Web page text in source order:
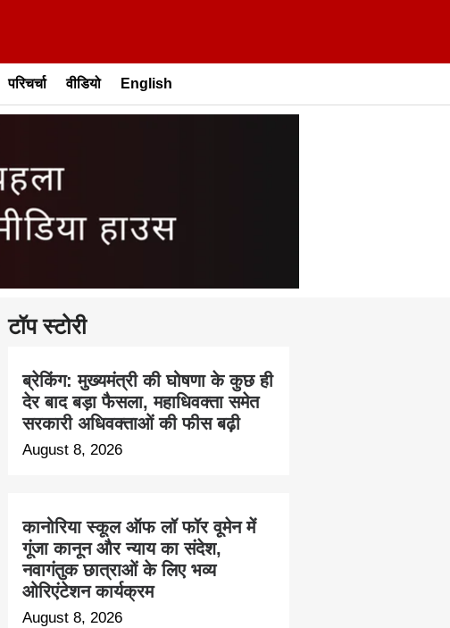
परिचर्चा वीडियो English
टॉप स्टोरी
ब्रेकिंग: मुख्यमंत्री की घोषणा के कुछ ही
देर बाद बड़ा फैसला, महाधिवक्ता समेत
सरकारी अधिवक्ताओं की फीस बढ़ी
August 8, 2026
कानोरिया स्कूल ऑफ लॉ फॉर वूमेन में
गूंजा कानून और न्याय का संदेश,
नवागंतुक छात्राओं के लिए भव्य
ओरिएंटेशन कार्यक्रम
August 8, 2026